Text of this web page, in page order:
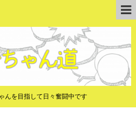
んを目指して日々奮闘中です